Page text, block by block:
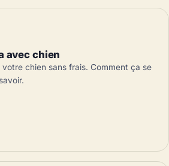
avec chien
chien sans frais. Comment ça se